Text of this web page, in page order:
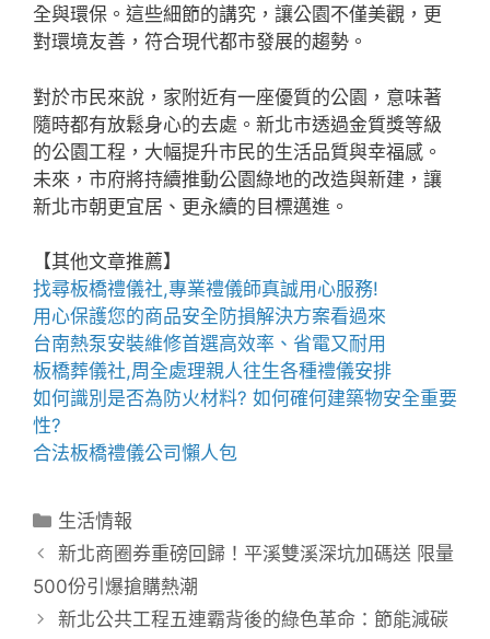
全與環保。這些細節的講究，讓公園不僅美觀，更
對環境友善，符合現代都市發展的趨勢。
對於市民來說，家附近有一座優質的公園，意味著
隨時都有放鬆身心的去處。新北市透過金質獎等級
的公園工程，大幅提升市民的生活品質與幸福感。
未來，市府將持續推動公園綠地的改造與新建，讓
新北市朝更宜居、更永續的目標邁進。
【其他文章推薦】
找尋板橋禮儀社,專業禮儀師真誠用心服務!
用心保護您的商品安全 防損解決方案看過來
台南熱泵安裝維修首選高效率、省電又耐用
板橋葬儀社,周全處理親人往生各種禮儀安排
如何識別是否為 防火材料? 如何確何建築物安全重要
性?
合法板橋禮儀公司懶人包
分
類
生活情報
新北商圈券重磅回歸！平溪雙溪深坑加碼送 限量
500份引爆搶購熱潮
新北公共工程五連霸背後的綠色革命：節能減碳